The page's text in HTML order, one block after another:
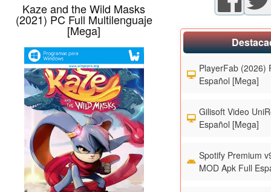
Kaze and the Wild Masks
(2021) PC Full Multilenguaje
[Mega]
PlayerFab (2026)
Español [Mega]
Gilisoft Video
Español [Mega]
Spotify Premium
MOD Apk Full